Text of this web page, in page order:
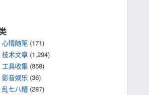
心情随笔 (171)
技术文章 (1,294)
工具收集 (858)
影音娱乐 (36)
乱七八糟 (287)